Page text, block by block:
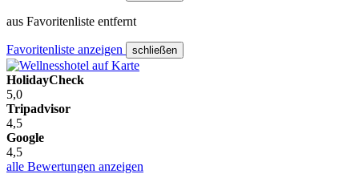
aus Favoritenliste entfernt
Favoritenliste anzeigen schließen
HolidayCheck
5,0
Tripadvisor
4,5
Google
4,5
alle Bewertungen anzeigen